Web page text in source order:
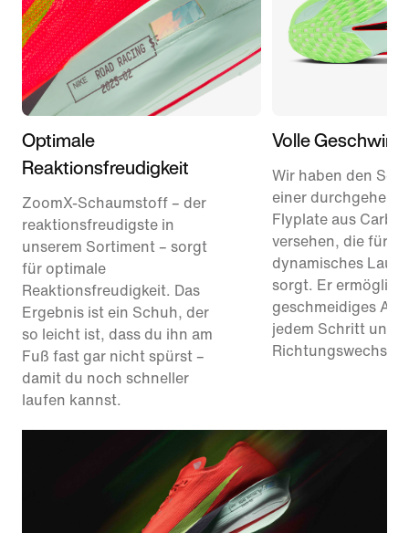
Optimale
Reaktionsfreudigkeit
ZoomX-Schaumstoff – der
reaktionsfreudigste in
unserem Sortiment – sorgt
für optimale
Reaktionsfreudigkeit. Das
Ergebnis ist ein Schuh, der
so leicht ist, dass du ihn am
Fuß fast gar nicht spürst –
damit du noch schneller
laufen kannst.
Volle
Wir haben den
einer
Flyplate aus
versehen, die für
dynamisches
sorgt. Er
geschmeidiges
jedem Schritt und
Richtungswechsel.